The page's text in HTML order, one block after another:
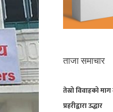
ताजा समाचार
तेस्रो विवाहको
प्रहरीद्वारा उद्धार